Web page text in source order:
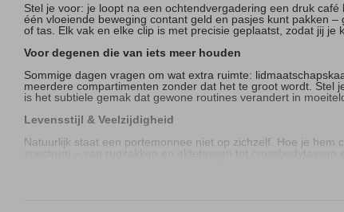
Stel je voor: je loopt na een ochtendvergadering een druk café
één vloeiende beweging contant geld en pasjes kunt pakken
of tas. Elk vak en elke clip is met precisie geplaatst, zodat jij
Voor degenen die van iets meer houden
Sommige dagen vragen om wat extra ruimte:
meerdere compartimenten zonder dat het te groot wordt. Stel
is het subtiele gemak dat gewone routines verandert in
Levensstijl & Veelzijdigheid
Natuurlijk staat een portemonnee niet op zichzelf. Hoe je